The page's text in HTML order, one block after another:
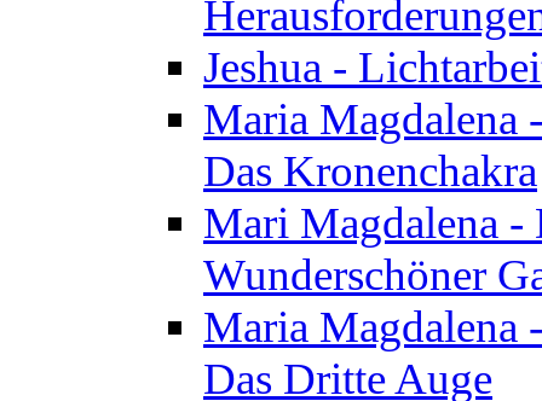
Jeshua -
Maria Magdalena
Das Kronenchakra
Mari Magdalena -
Wunderschöner
Maria Magdalena
Das Dritte Auge